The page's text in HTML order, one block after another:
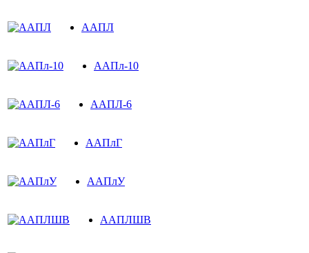
ААПЛ
ААПл-10
ААПЛ-6
ААПлГ
ААПлУ
ААПЛШВ